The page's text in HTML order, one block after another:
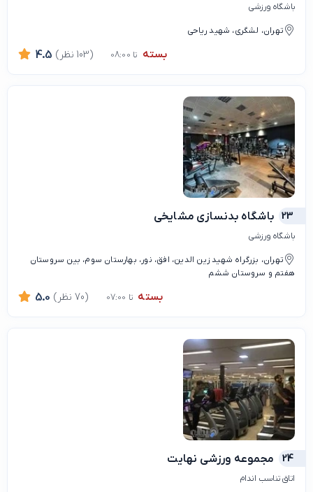
باشگاه ورزشی
تهران، لشگری، شهید ریاحی
بسته تا 08:00 4.5 (103 نظر)
23 باشگاه بدنسازی مشایخی
باشگاه ورزشی
تهران، بزرگراه شهید زین الدین، افق، نور، بهارستان سوم، بین سروستان
هفتم و سروستان ششم
بسته تا 07:00 5.0 (70 نظر)
24 مجموعه ورزشی نهایت
اتاق تناسب اندام